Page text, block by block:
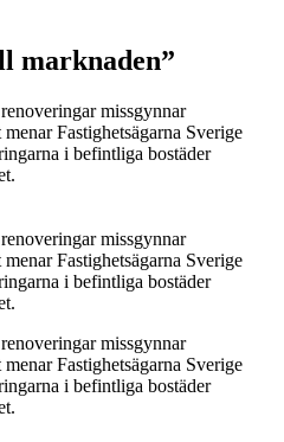
marknaden”
missgynnar
Fastighetsägarna Sverige
i befintliga bostäder
missgynnar
Fastighetsägarna Sverige
i befintliga bostäder
missgynnar
Fastighetsägarna Sverige
i befintliga bostäder